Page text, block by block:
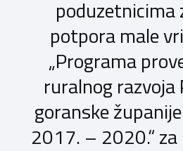
poduzetnicima
potpora male
„Programa
ruralnog
goranske
2017. – 2020.“